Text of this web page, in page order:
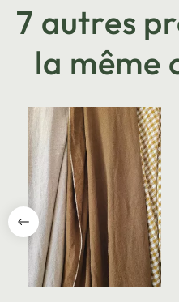
7 autres
la même